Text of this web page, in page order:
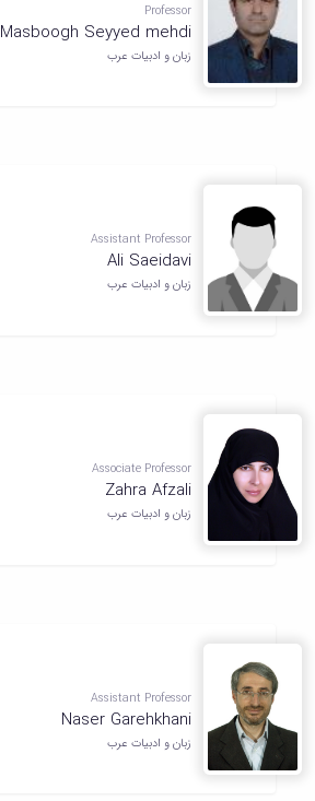
Professor
Masboogh Seyyed mehdi
زبان و ادبیات عرب
Assistant Professor
Ali Saeidavi
زبان و ادبیات عرب
Associate Professor
Zahra Afzali
زبان و ادبیات عرب
Assistant Professor
Naser Garehkhani
زبان و ادبیات عرب